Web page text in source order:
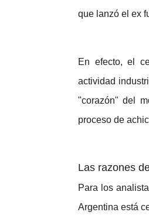
que lanzó el ex
En efecto, el
actividad
"corazón" del
proceso de
Las razones
Para los
Argentina está